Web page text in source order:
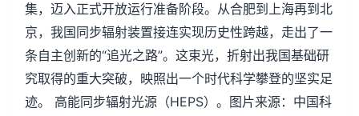
集，迈入正式开放运行准备阶段。从合肥到上海再到北
京，我国同步辐射装置接连实现历史性跨越，走出了一
条自主创新的“追光之路”。这束光，折射出我国基础研
究取得的重大突破，映照出一个时代科学攀登的坚实足
迹。 高能同步辐射光源（HEPS）。图片来源：中国科